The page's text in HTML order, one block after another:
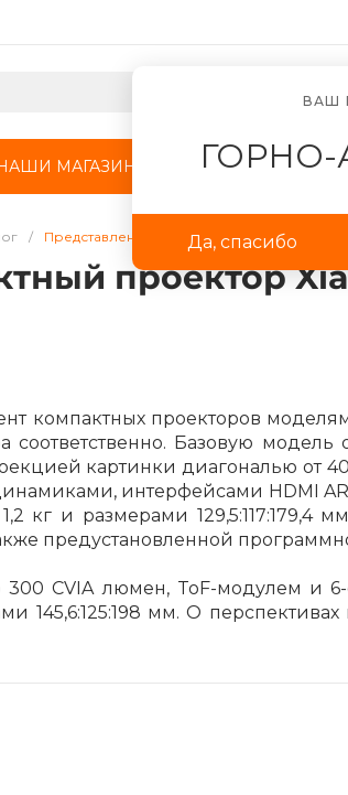
Для клиентов всех банков
График платежей
Сегодня
25%
ВАШ
Да, спасибо
МАГАЗИНЫ АКЦИИ
/ Представлен компактный проектор Xiaomi
проектор
компактных проекторов
Базовую
картинки диагональю от
интерфейсами HDMI
кг и размерами 129,5:117:179,4
предустановленной
300 CVIA люмен, ToF-модулем и
145,6:125:198 мм. О